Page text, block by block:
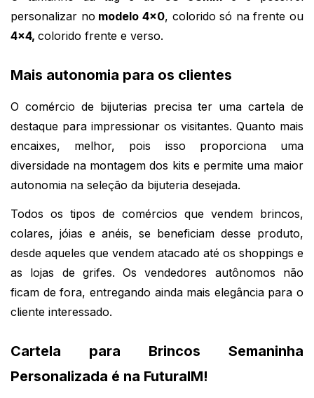
personalizar no modelo 4x0
4x4, colorido frente e verso.
Mais autonomia para os clientes
O comércio de bijuterias precisa ter uma cartela de
destaque para impressionar os visitantes. Quanto mais
encaixes, melhor, pois isso proporciona uma
diversidade na montagem dos kits e permite uma maior
autonomia na seleção da bijuteria desejada.
Todos os tipos de comércios que vendem brincos,
colares, jóias e anéis, se beneficiam desse produto,
desde aqueles que vendem atacado até os shoppings e
as lojas de grifes. Os vendedores autônomos não
ficam de fora, entregando ainda mais elegância para o
cliente interessado.
Cartela para Brincos Semaninha
Personalizada é na FuturaIM!